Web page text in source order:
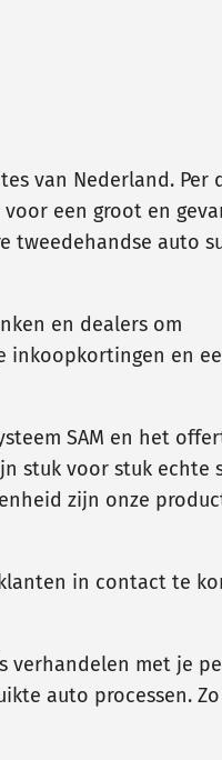
van Nederland. Per
een groot en
tweedehandse auto
en dealers om
inkoopkortingen en
SAM en het
stuk voor stuk echte
zijn onze
in contact te
verhandelen met je
auto processen. Zo